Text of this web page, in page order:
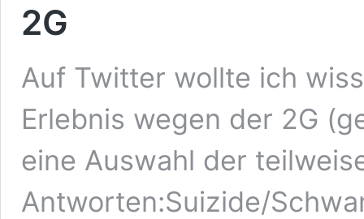
2G
Auf Twitter wollte ich
Erlebnis wegen der 2G
eine Auswahl der
Antworten:Suizide/